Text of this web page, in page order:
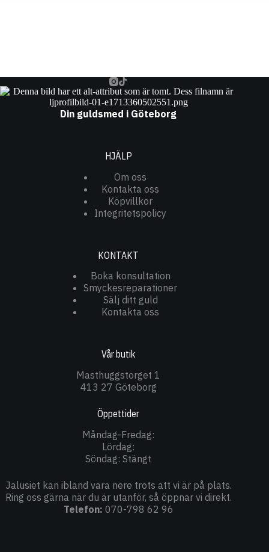
Din guldsmed i Göteborg
HJÄLP
Om oss
Kontakta oss
Köpvillkor
Integritetspolicy
KONTAKT
Boka konsultation
Smyckesreparationer
Sälj ditt guld
Kontakta oss
Vår butik
Masthuggstorget 1
413 27 Göteborg
Öppettider
Måndag-Fredag:
Lördag:
Söndag: Stängt
Jalusiet kan ibland vara nere trots att vi är på plats.
Ring oss gärna när du är utanför, så öppnar vi direkt.
Telefon: 070-798 62 96